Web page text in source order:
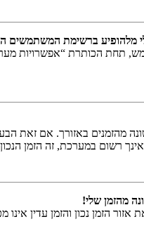
מלהופיע ברשימת המשתמשים
תחת הכותרת “אפשרויות
מהזמנים באזורך. אם זאת
רשום במערכת, זה הזמן
מהזמן שלי!
הזמן נכון והזמן עדין